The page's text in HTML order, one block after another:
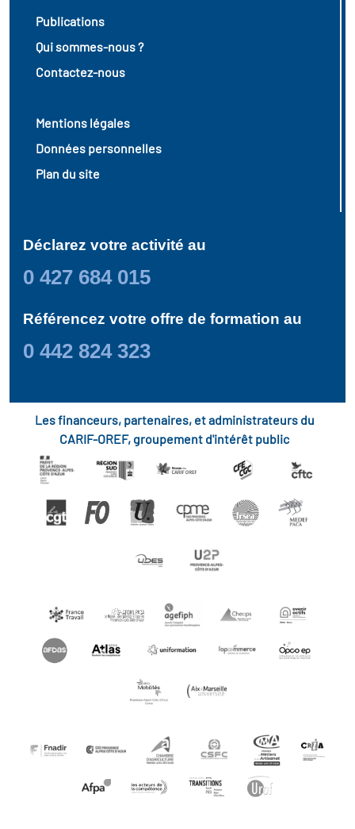
Publications
Qui sommes-nous ?
Contactez-nous
Mentions légales
Données personnelles
Plan du site
Déclarez votre activité au
0 427 684 015
Référencez votre offre de formation au
0 442 824 323
Les financeurs, partenaires, et administrateurs du
CARIF-OREF, groupement d'intérêt public